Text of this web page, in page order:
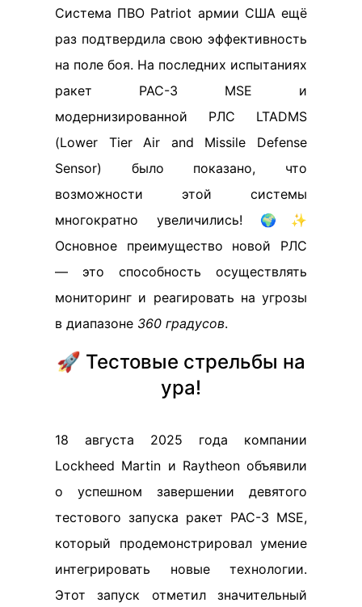
Система ПВО Patriot армии США ещё
раз подтвердила свою эффективность
на поле боя. На последних испытаниях
ракет PAC-3 MSE и
модернизированной РЛС LTADMS
(Lower Tier Air and Missile Defense
Sensor) было показано, что
возможности этой системы
многократно увеличились! 🌍✨
Основное преимущество новой РЛС
— это способность осуществлять
мониторинг и реагировать на угрозы
в диапазоне 360 градусов.
🚀 Тестовые стрельбы на
ура!
18 августа 2025 года компании
Lockheed Martin и Raytheon объявили
о успешном завершении девятого
тестового запуска ракет PAC-3 MSE,
который продемонстрировал умение
интегрировать новые технологии.
Этот запуск отметил значительный